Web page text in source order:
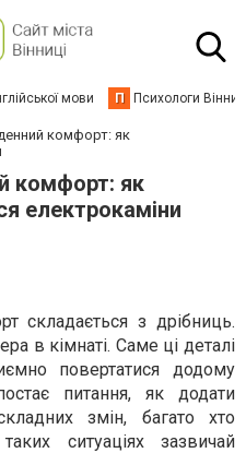
мови П Психологи
комфорт: як
комфорт: як
електрокаміни
складається з дрібниць.
в кімнаті. Саме ці деталі
повертатися додому
питання, як додати
змін, багато хто
ситуаціях зазвичай